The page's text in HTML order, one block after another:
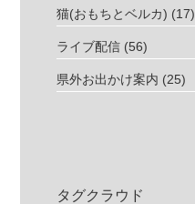
猫(おもちとベルカ) (17)
ライブ配信 (56)
県外お出かけ案内 (25)
タグクラウド